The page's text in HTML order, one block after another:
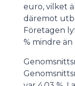
euro, vilket
däremot
Företagen
% mindre